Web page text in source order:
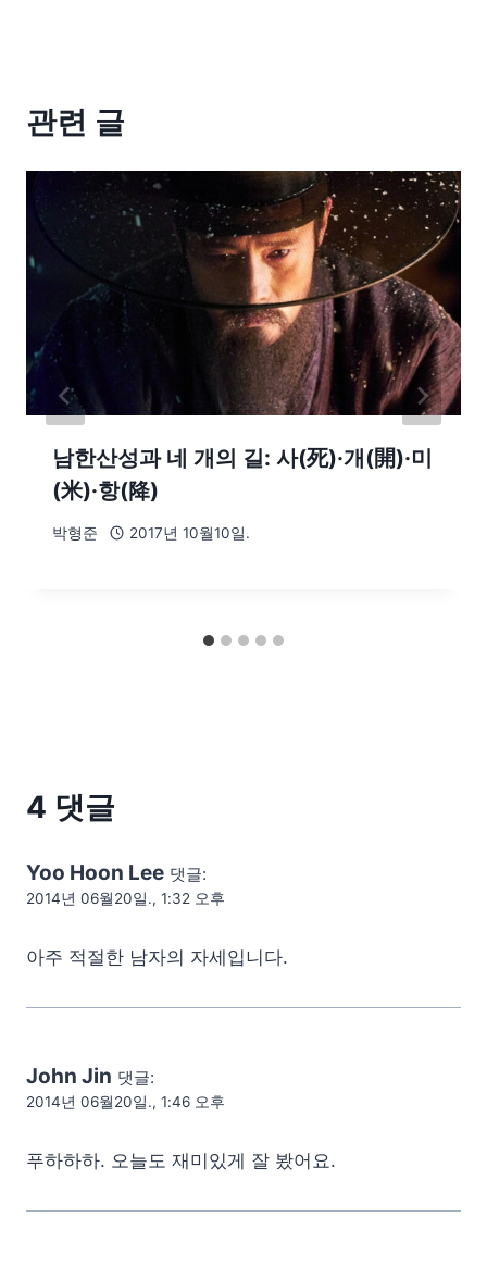
관련 글
남한산성과 네 개의 길: 사(死)·개(開)·미
(米)·항(降)
박형준 2017년 10월10일.
4 댓글
Yoo Hoon Lee 댓글:
2014년 06월20일., 1:32 오후
아주 적절한 남자의 자세입니다.
John Jin 댓글:
2014년 06월20일., 1:46 오후
푸하하하. 오늘도 재미있게 잘 봤어요.